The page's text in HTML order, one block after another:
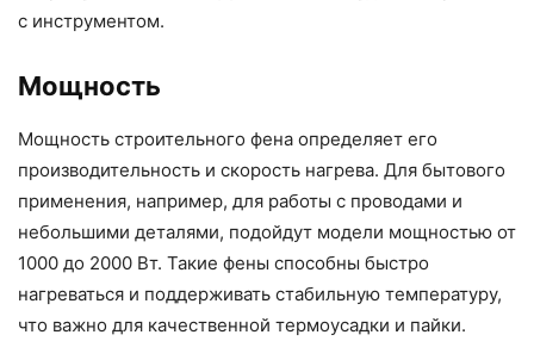
с инструментом.
Мощность
Мощность строительного фена определяет его
производительность и скорость нагрева. Для бытового
применения, например, для работы с проводами и
небольшими деталями, подойдут модели мощностью от
1000 до 2000 Вт. Такие фены способны быстро
нагреваться и поддерживать стабильную температуру,
что важно для качественной термоусадки и пайки.